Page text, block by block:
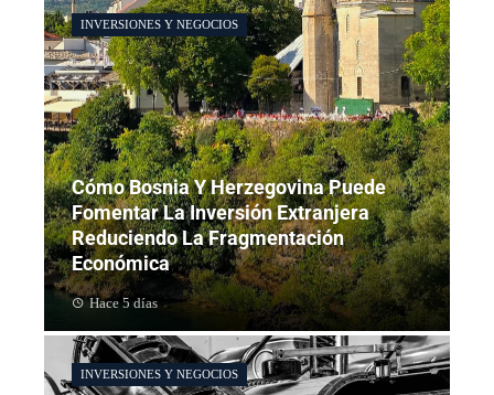
INVERSIONES Y NEGOCIOS
Cómo Bosnia Y Herzegovina Puede
Fomentar La Inversión Extranjera
Reduciendo La Fragmentación
Económica
Hace 5 días
INVERSIONES Y NEGOCIOS